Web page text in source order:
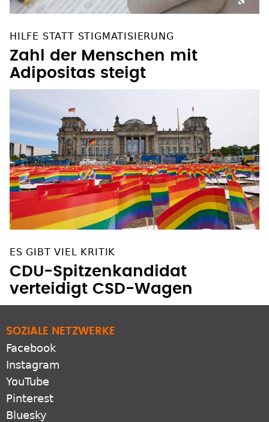
HILFE STATT STIGMATISIERUNG
Zahl der Menschen mit
Adipositas steigt
ES GIBT VIEL KRITIK
CDU-Spitzenkandidat
verteidigt CSD-Wagen
SOZIALE NETZWERKE
Facebook
Instagram
YouTube
Pinterest
Bluesky